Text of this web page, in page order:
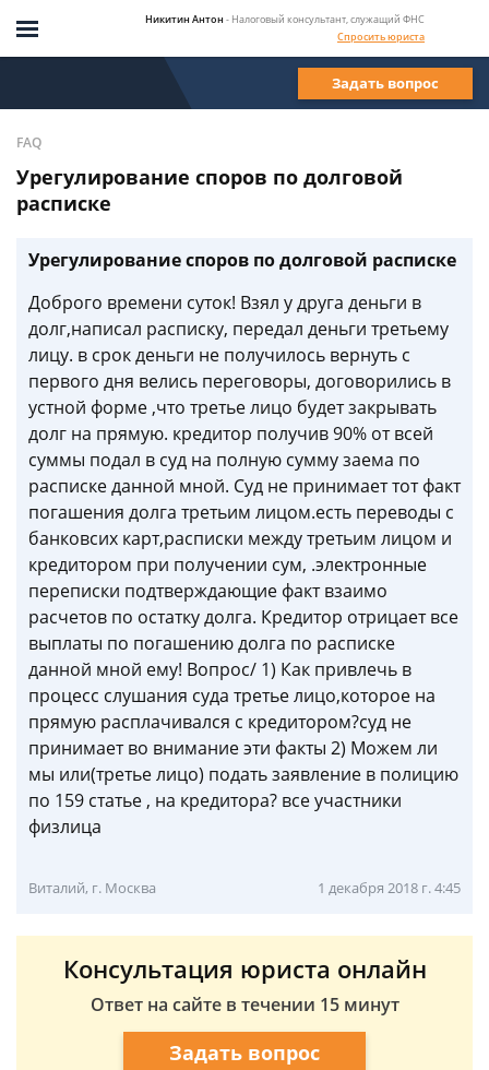
Никитин Антон - Налоговый консультант, служащий ФНС
Спросить юриста
Задать вопрос
FAQ
Урегулирование споров по долговой
расписке
Урегулирование споров по долговой расписке
Доброго времени суток! Взял у друга деньги в
долг,написал расписку, передал деньги третьему
лицу. в срок деньги не получилось вернуть с
первого дня велись переговоры, договорились в
устной форме ,что третье лицо будет закрывать
долг на прямую. кредитор получив 90% от всей
суммы подал в суд на полную сумму заема по
расписке данной мной. Суд не принимает тот факт
погашения долга третьим лицом.есть переводы с
банковcих карт,расписки между третьим лицом и
кредитором при получении сум, .электронные
переписки подтверждающие факт взаимо
расчетов по остатку долга. Кредитор отрицает все
выплаты по погашению долга по расписке
данной мной ему! Вопрос/ 1) Как привлечь в
процесс слушания суда третье лицо,которое на
прямую расплачивался с кредитором?cуд не
принимает во внимание эти факты 2) Можем ли
мы или(третье лицо) подать заявление в полицию
по 159 статье , на кредитора? все участники
физлица
Виталий, г. Москва 1 декабря 2018 г. 4:45
Консультация юриста онлайн
Ответ на сайте в течении 15 минут
Задать вопрос